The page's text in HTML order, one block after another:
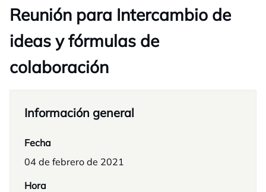
Reunión para Intercambio de
ideas y fórmulas de
colaboración
Información general
Fecha
04 de febrero de 2021
Hora